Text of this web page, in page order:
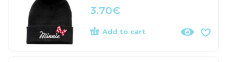
3.70€
Add to cart